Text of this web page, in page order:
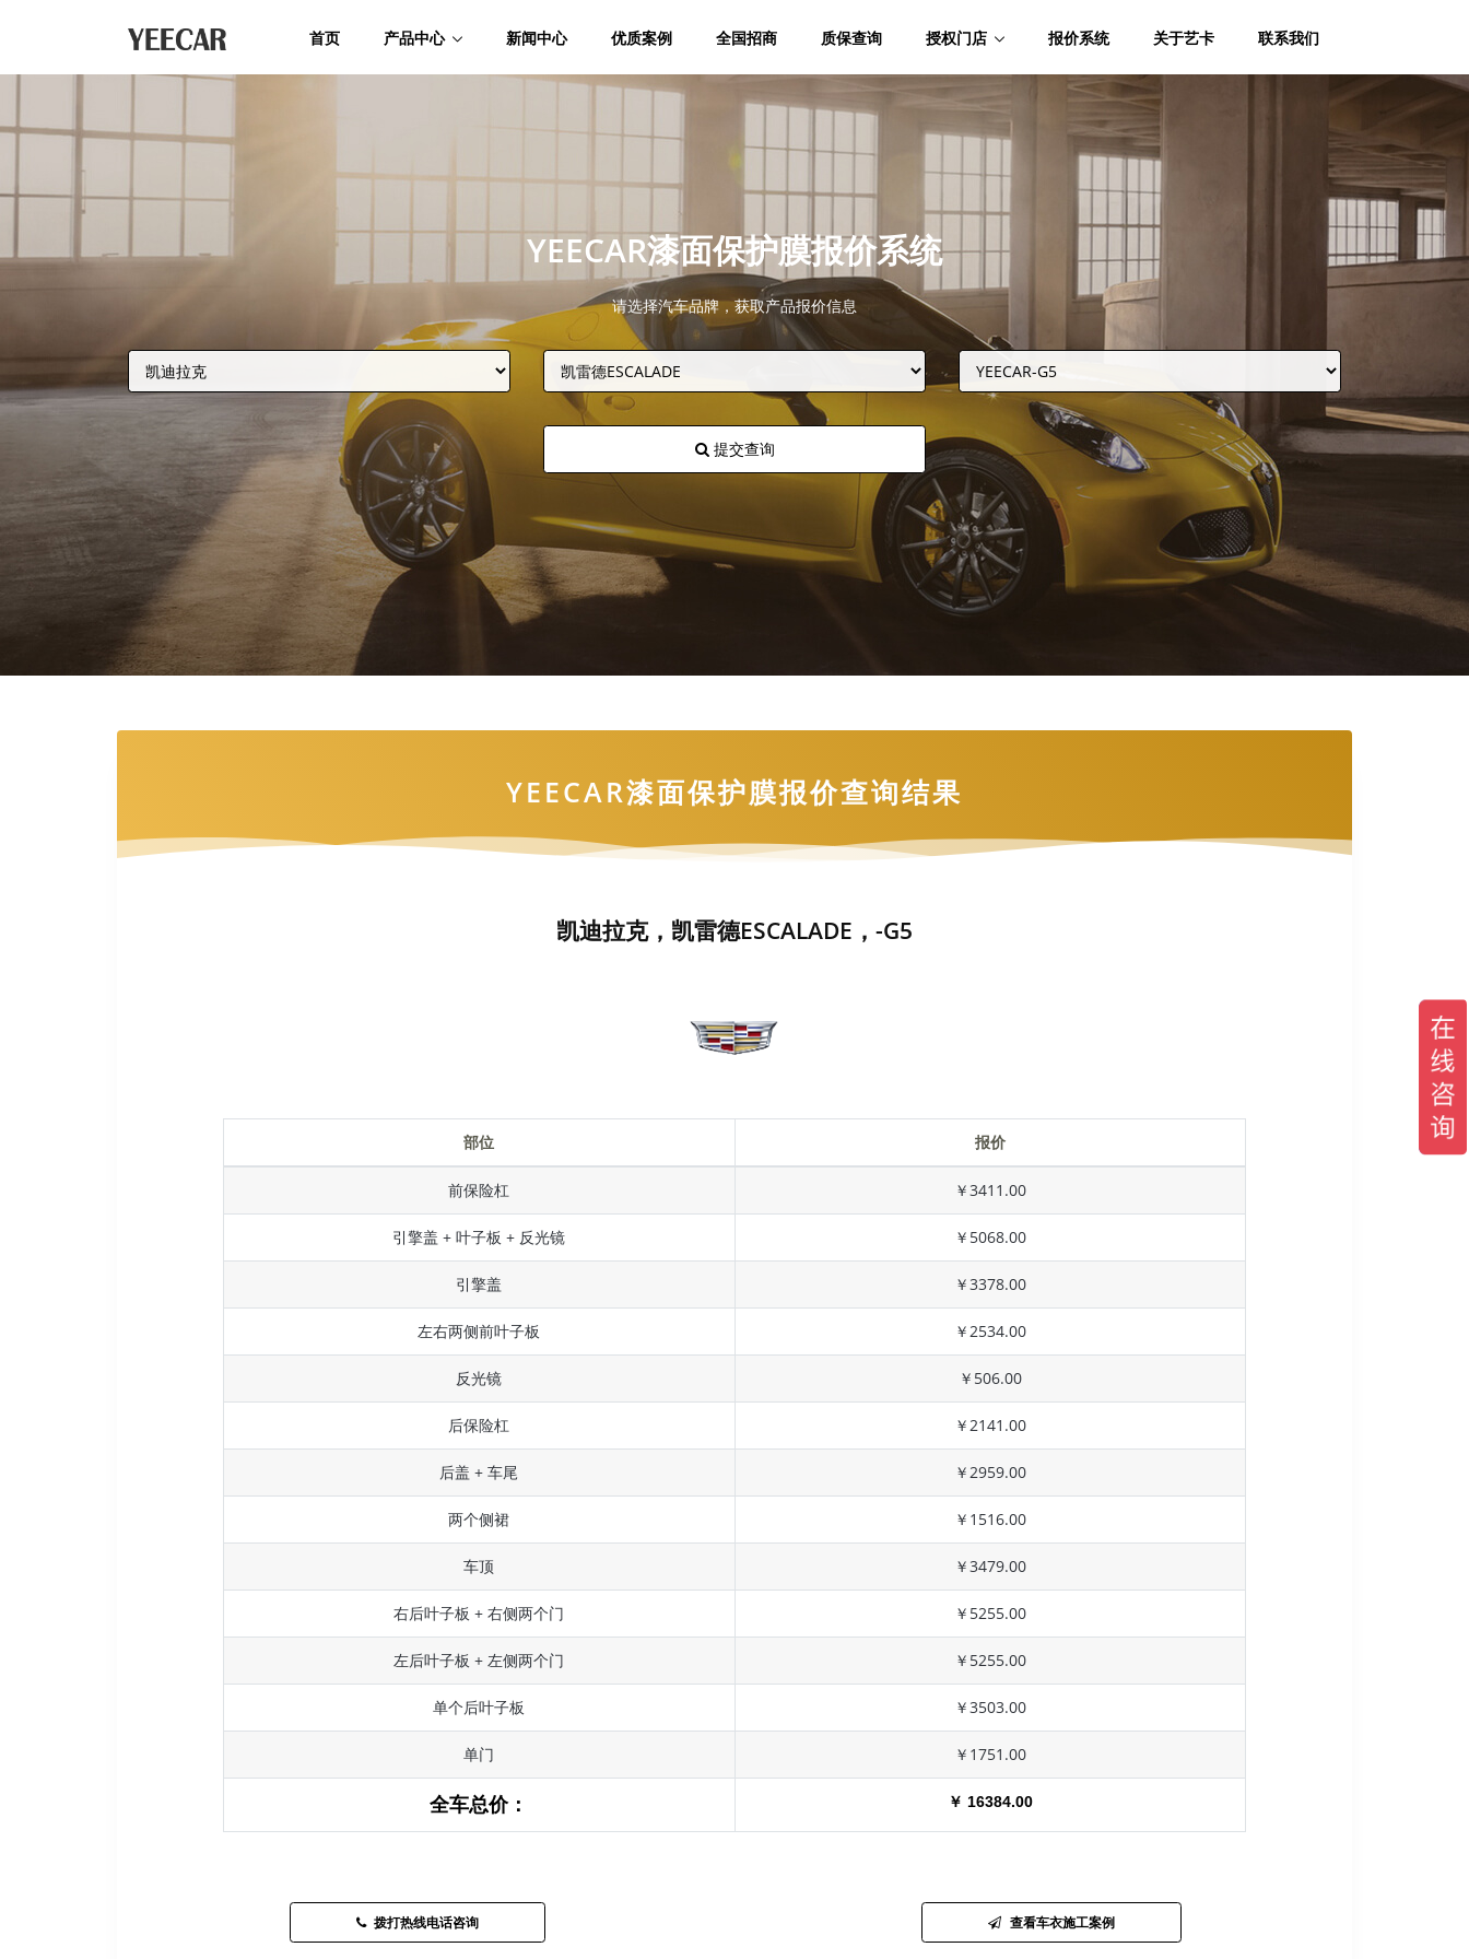
首页 产品中心 新闻中心 优质案例 全国招商 质保查询 授权门店 报价系统 关于艺卡 联系我们
YEECAR漆面保护膜报价系统
请选择汽车品牌，获取产品报价信息
提交查询
YEECAR漆面保护膜报价查询结果
凯迪拉克，凯雷德ESCALADE，-G5
部位 报价
前保险杠 ￥3411.00
引擎盖 + 叶子板 + 反光镜 ￥5068.00
引擎盖 ￥3378.00
左右两侧前叶子板 ￥2534.00
反光镜 ￥506.00
后保险杠 ￥2141.00
后盖 + 车尾 ￥2959.00
两个侧裙 ￥1516.00
车顶 ￥3479.00
右后叶子板 + 右侧两个门 ￥5255.00
左后叶子板 + 左侧两个门 ￥5255.00
单个后叶子板 ￥3503.00
单门 ￥1751.00
全车总价： ￥ 16384.00
拨打热线电话咨询 查看车衣施工案例